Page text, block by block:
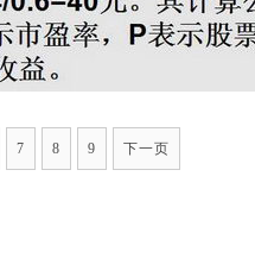
7 8 9 下一页